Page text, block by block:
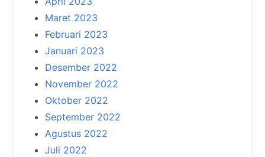
Maret 2023
Februari 2023
Januari 2023
Desember 2022
November 2022
Oktober 2022
September 2022
Agustus 2022
Juli 2022